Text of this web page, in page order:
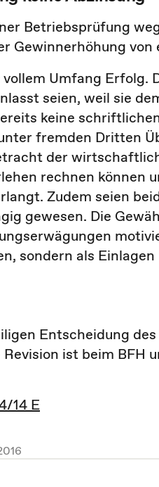
Betriebsprüfung
Gewinnerhöhung
Umfang Erfolg.
seien, weil sie
keine
fremden Dritten
der
rechnen können
Zudem seien
gewesen. Die
sondern als
Entscheidung
ist beim BFH
14 E